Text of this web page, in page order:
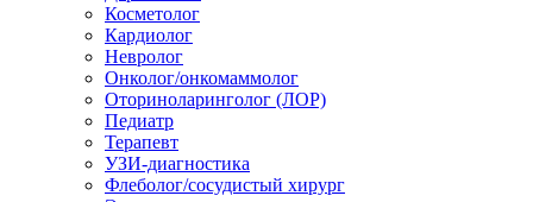
Косметолог
Кардиолог
Невролог
Онколог/онкомаммолог
Оториноларинголог (ЛОР)
Педиатр
Терапевт
УЗИ-диагностика
Флеболог/сосудистый хирург